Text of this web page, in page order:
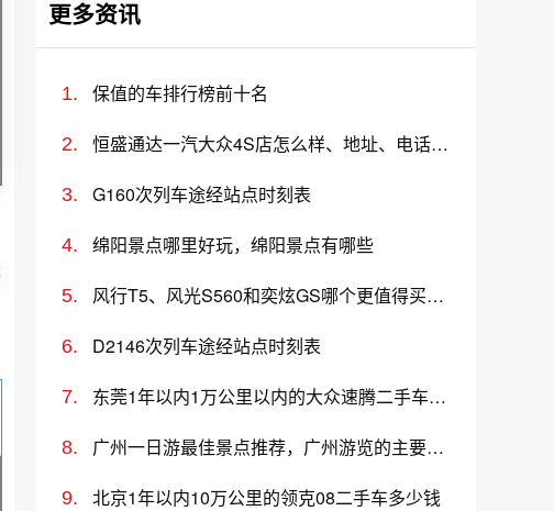
更多资讯
保值的车排行榜前十名
恒盛通达一汽大众4S店怎么样、地址、电话、上班时间查询
G160次列车途经站点时刻表
绵阳景点哪里好玩，绵阳景点有哪些
风行T5、风光S560和奕炫GS哪个更值得买？性价比、配置对比
D2146次列车途经站点时刻表
东莞1年以内1万公里以内的大众速腾二手车多少钱
广州一日游最佳景点推荐，广州游览的主要景点
北京1年以内10万公里的领克08二手车多少钱